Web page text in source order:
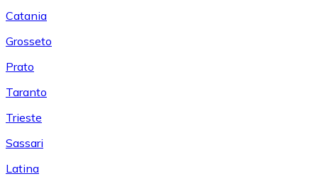
Catania
Grosseto
Prato
Taranto
Trieste
Sassari
Latina